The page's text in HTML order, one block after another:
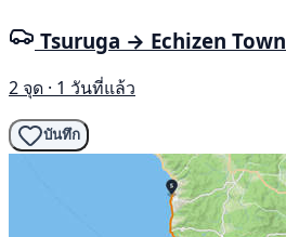
Tsuruga → Echizen Town
2 จุด · 1 วันที่แล้ว
บันทึก